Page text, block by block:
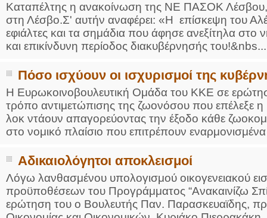
Καταπέλτης η ανακοίνωση της ΝΕ ΠΑΣΟΚ
στη Λέσβο.Σ' αυτήν αναφέρει: «Η επίσκεψη του
εφιάλτες και τα σημάδια που άφησε ανεξίτηλα στο
και επικίνδυνη περίοδος διακυβέρνησής του!&nbs...
Πόσο ισχύουν οι ισχυρισμοί της
Η Ευρωκοινοβουλευτική Ομάδα του ΚΚΕ σε
τρόπο αντιμετώπισης της ζωονόσου που επέλεξε
λοκ ντάουν απαγορεύοντας την έξοδο κάθε
στο νομικό πλαίσιο που επιτρέπουν
Αδικαιολόγητοι αποκλεισμοί
Λόγω λανθασμένου υπολογισμού οικογενειακού
προϋποθέσεων του Προγράμματος “Ανακαινίζω
ερώτηση του ο Βουλευτής Παν. Παρασκευαϊδης,